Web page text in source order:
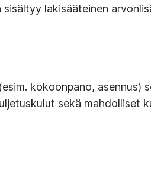
lakisääteinen
kokoonpano, asennus)
sekä mahdolliset